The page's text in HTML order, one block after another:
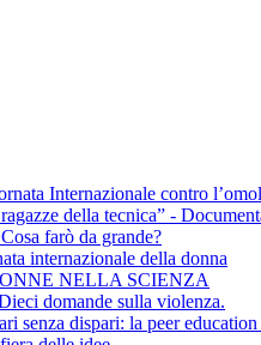
Internazionale contro
della tecnica” -
farò da grande?
internazionale della donna
NELLA SCIENZA
domande sulla violenza.
senza dispari: la peer